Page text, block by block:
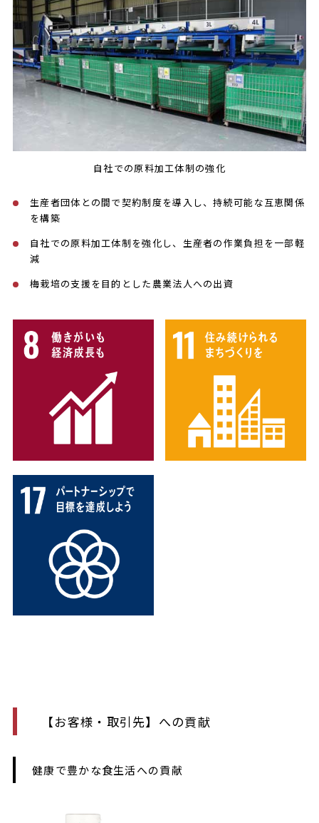
自社での原料加工体制の強化
生産者団体との間で契約制度を導入し、持続可能な互恵関係
を構築
自社での原料加工体制を強化し、生産者の作業負担を一部軽
減​
梅栽培の支援を目的とした農業法人への出資
【お客様・取引先】への貢献
健康で豊かな食生活への貢献